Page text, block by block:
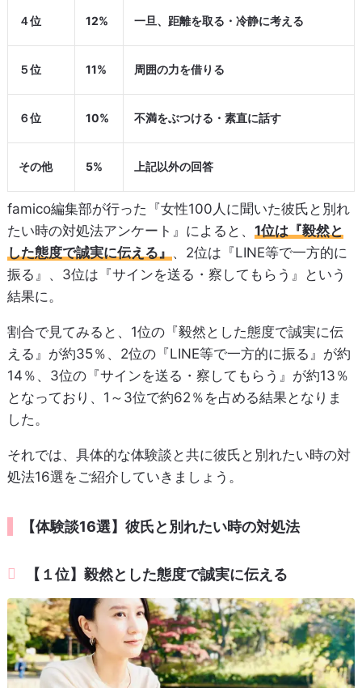
４位 12% 一旦、距離を取る・冷静に考える
５位 11% 周囲の力を借りる
６位 10% 不満をぶつける・素直に話す
その他 5% 上記以外の回答
famico編集部が行った『女性100人に聞いた彼氏と別れ
たい時の対処法アンケート』によると、 1位は『毅然と
した態度で誠実に伝える』、2位は『LINE等で一方的に
振る』、3位は『サインを送る・察してもらう』という
結果に。
割合で見てみると、1位の『毅然とした態度で誠実に伝
える』が約35％、2位の『LINE等で一方的に振る』が約
14％、3位の『サインを送る・察してもらう』が約13％
となっており、1～3位で約62％を占める結果となりま
した。
それでは、具体的な体験談と共に彼氏と別れたい時の対
処法16選をご紹介していきましょう。
【体験談16選】彼氏と別れたい時の対処法
【１位】毅然とした態度で誠実に伝える